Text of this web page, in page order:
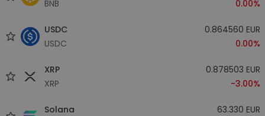
BNB
0.00%
USDC
USDC
0.864560 EUR
0.00%
XRP
XRP
0.878503 EUR
-3.00%
Solana
63.330 EUR